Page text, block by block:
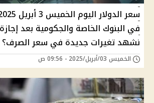
في البنوك الخاصة والجكومية بعد
نشهد تغيرات جديدة في سعر الصرف؟
الخميس 03/أبريل/2025 - 09:56 ص